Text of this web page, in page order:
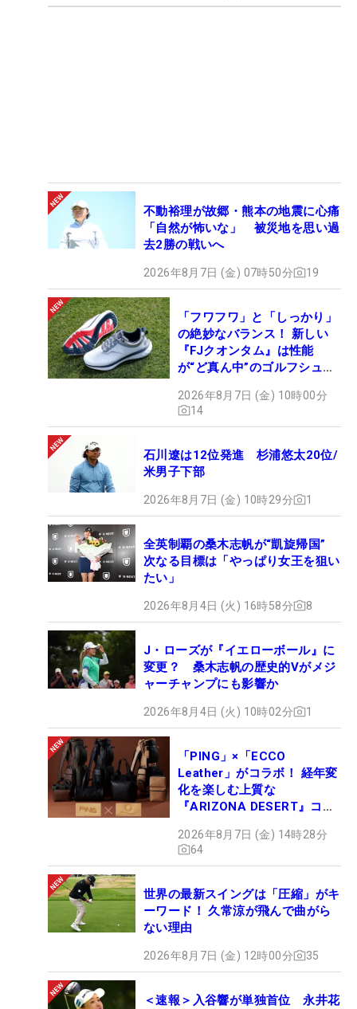
不動裕理が故郷・熊本の地震に心痛
「自然が怖いな」 被災地を思い過
去2勝の戦いへ
2026年8月7日 (金) 07時50分 19
「フワフワ」と「しっかり」
の絶妙なバランス！ 新しい
『FJクオンタム』は性能
が“ど真ん中”のゴルフシュー
2026年8月7日 (金) 10時00分
14
石川遼は12位発進 杉浦悠太20位/
米男子下部
2026年8月7日 (金) 10時29分 1
全英制覇の桑木志帆が“凱旋帰国”
次なる目標は「やっぱり女王を狙い
たい」
2026年8月4日 (火) 16時58分 8
J・ローズが『イエローボール』に
変更？ 桑木志帆の歴史的Vがメジ
ャーチャンプにも影響か
2026年8月4日 (火) 10時02分 1
「PING」×「ECCO
Leather」がコラボ！ 経年変
化を楽しむ上質な
『ARIZONA DESERT』コレ
ュー
2026年8月7日 (金) 14時28分
64
世界の最新スイングは「圧縮」がキ
ーワード！ 久常涼が飛んで曲がら
ない理由
2026年8月7日 (金) 12時00分 35
＜速報＞入谷響が単独首位 永井花